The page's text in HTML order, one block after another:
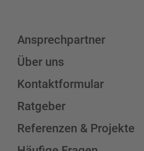
Ansprechpartner
Über uns
Kontaktformular
Ratgeber
Referenzen & Projekte